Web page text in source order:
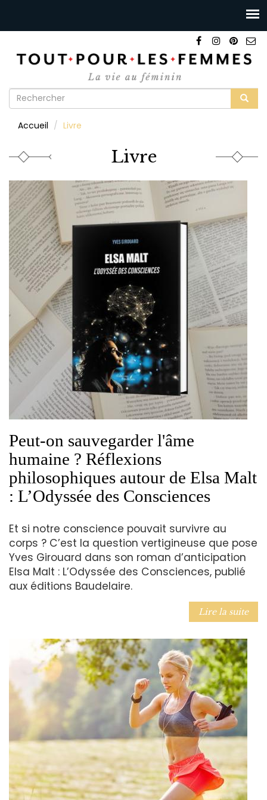
Formulaire
recherche
Accueil Livre
Livre
Peut-on sauvegarder l'âme
humaine ? Réflexions
philosophiques autour de Elsa Malt
: L’Odyssée des Consciences
Et si notre conscience pouvait survivre au
corps ? C’est la question vertigineuse que pose
Yves Girouard dans son roman d’anticipation
Elsa Malt : L’Odyssée des Consciences, publié
aux éditions Baudelaire.
Lire la suite